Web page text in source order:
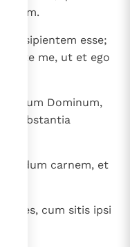
insipientem esse;
me, ut et ego
Dominum,
substantia
carnem, et
cum sitis ipsi